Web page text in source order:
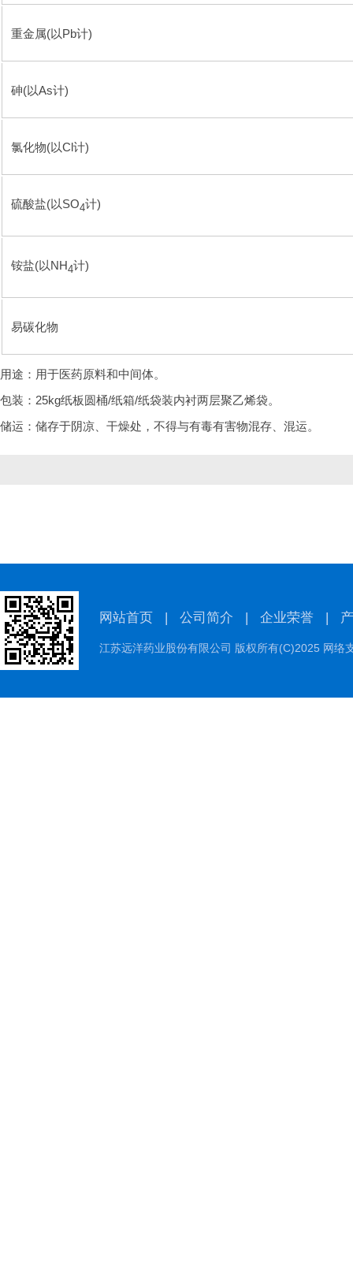
重金属(以Pb计)
砷(以As计)
氯化物(以Cl计)
硫酸盐(以SO4计)
铵盐(以NH4计)
易碳化物
用途：用于医药原料和中间体。
包装：25kg纸板圆桶/纸箱/纸袋装内衬两层聚乙烯袋。
储运：储存于阴凉、干燥处，不得与有毒有害物混存、混运。
网站首页 | 公司简介 | 企业荣誉 |
江苏远洋药业股份有限公司 版权所有(C)2025 网络